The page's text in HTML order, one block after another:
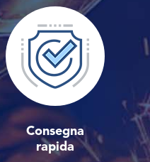
Consegna
rapida